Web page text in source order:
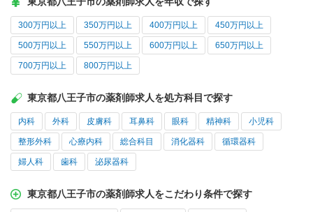
300万円以上 350万円以上 400万円以上 450万円以上
500万円以上 550万円以上 600万円以上 650万円以上
700万円以上 800万円以上
東京都八王子市の薬剤師求人を処方科目で探す
内科 外科 皮膚科 耳鼻科 眼科 精神科 小児科
整形外科 心療内科 総合科目 消化器科 循環器科
婦人科 歯科 泌尿器科
東京都八王子市の薬剤師求人をこだわり条件で探す